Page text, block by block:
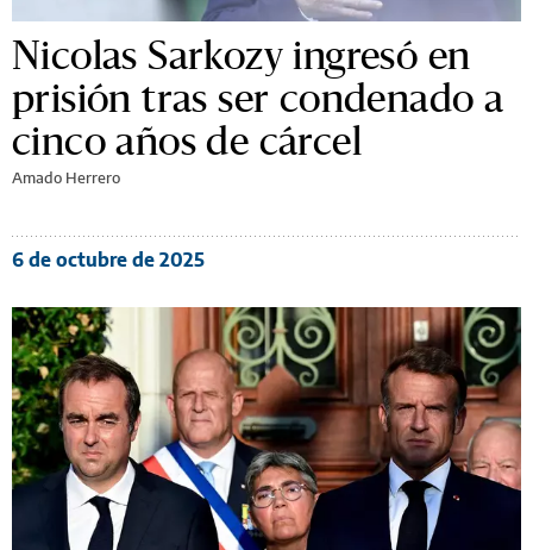
Nicolas Sarkozy ingresó en
prisión tras ser condenado a
cinco años de cárcel
Amado Herrero
6 de octubre de 2025